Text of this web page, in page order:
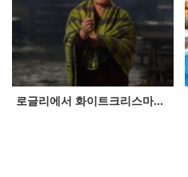
로글리에서 화이트크리스마...